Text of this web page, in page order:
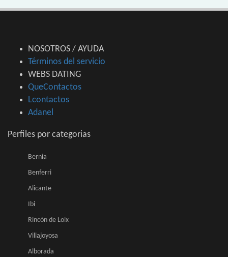
NOSOTROS / AYUDA
Términos del servicio
WEBS DATING
QueContactos
Lcontactos
Adanel
Perfiles por categorias
Bernia
Benferri
Alicante
Ibi
Rincón de Loix
Villajoyosa
Alborada